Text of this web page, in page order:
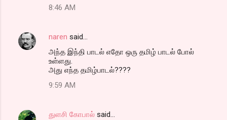
8:46 AM
naren said…
அந்த இந்தி பாடல் எதோ ஒரு தமிழ் பாடல் போல்
உள்ளது.
அது எந்த தமிழ்பாடல்????
9:59 AM
துளசி கோபால் said…